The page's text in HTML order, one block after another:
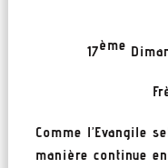
17ème
Comme l’Evangile
manière continue